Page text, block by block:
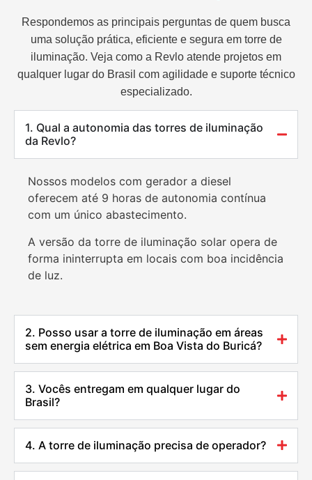
Respondemos as principais perguntas de quem busca
uma solução prática, eficiente e segura em torre de
iluminação. Veja como a Revlo atende projetos em
qualquer lugar do Brasil com agilidade e suporte técnico
especializado.
1. Qual a autonomia das torres de iluminação
da Revlo?
Nossos modelos com gerador a diesel
oferecem até 9 horas de autonomia contínua
com um único abastecimento.
A versão da torre de iluminação solar opera de
forma ininterrupta em locais com boa incidência
de luz.
2. Posso usar a torre de iluminação em áreas
sem energia elétrica em Boa Vista do Buricá?
3. Vocês entregam em qualquer lugar do
Brasil?
4. A torre de iluminação precisa de operador?